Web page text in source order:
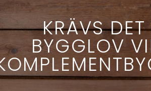
KRÄVS DET
BYGGLOV